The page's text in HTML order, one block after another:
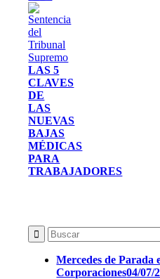
LAS 5
CLAVES
DE
LAS
NUEVAS
BAJAS
MÉDICAS
PARA
TRABAJADORES
Mercedes de Parada
Corporaciones04/07/